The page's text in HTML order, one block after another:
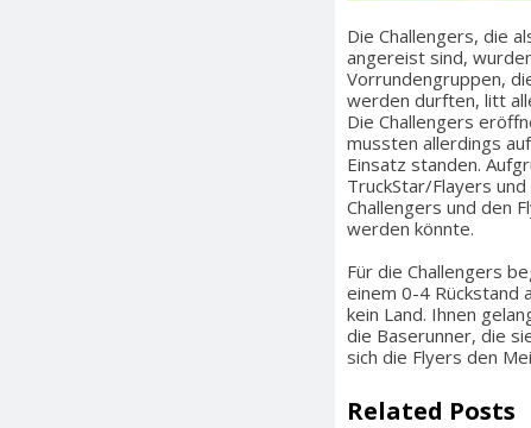
Die Challengers, die
angereist sind,
Vorrundengruppen,
werden durften, litt
Die Challengers
mussten allerdings
Einsatz standen.
TruckStar/Flayers
Challengers und den
werden könnte.
Für die Challengers
einem 0-4 Rückstand
kein Land. Ihnen
die Baserunner, die
sich die Flyers den
Related Posts